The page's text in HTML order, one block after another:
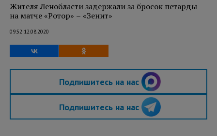
Жителя Ленобласти задержали за бросок петарды
на матче «Ротор» – «Зенит»
09:52 12.08.2020
Подпишитесь на нас
Подпишитесь на нас